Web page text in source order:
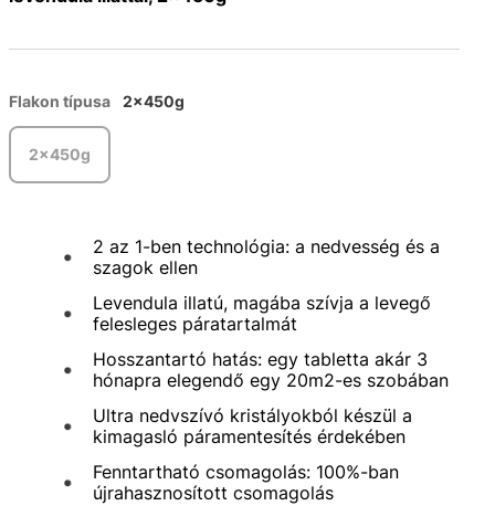
Flakon típusa 2x450g
2x450g
2 az 1-ben technológia: a nedvesség és a
szagok ellen
Levendula illatú, magába szívja a levegő
felesleges páratartalmát
Hosszantartó hatás: egy tabletta akár 3
hónapra elegendő egy 20m2-es szobában
Ultra nedvszívó kristályokból készül a
kimagasló páramentesítés érdekében
Fenntartható csomagolás: 100%-ban
újrahasznosított csomagolás